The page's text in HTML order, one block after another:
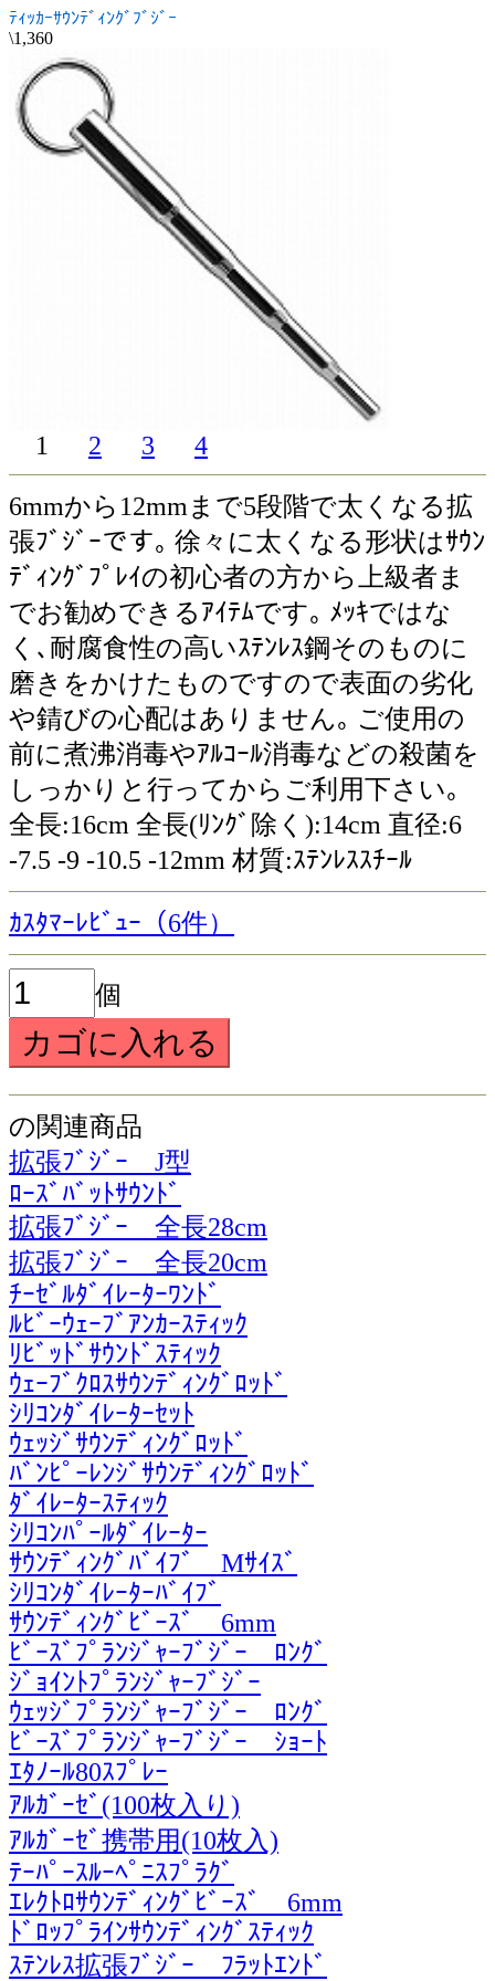
ﾃｨｯｶｰｻｳﾝﾃﾞｨﾝｸﾞﾌﾞｼﾞｰ
\1,360
1 2 3 4
6mmから12mmまで5段階で太くなる拡
張ﾌﾞｼﾞｰです｡ 徐々に太くなる形状はｻｳﾝ
ﾃﾞｨﾝｸﾞﾌﾟﾚｲの初心者の方から上級者ま
でお勧めできるｱｲﾃﾑです｡ ﾒｯｷではな
く､耐腐食性の高いｽﾃﾝﾚｽ鋼そのものに
磨きをかけたものですので表面の劣化
や錆びの心配はありません｡ ご使用の
前に煮沸消毒やｱﾙｺｰﾙ消毒などの殺菌を
しっかりと行ってからご利用下さい｡
全長:16cm 全長(ﾘﾝｸﾞ除く):14cm 直径:6
-7.5 -9 -10.5 -12mm 材質:ｽﾃﾝﾚｽｽﾁｰﾙ
ｶｽﾀﾏｰﾚﾋﾞｭｰ（6件）
個
の関連商品
拡張ﾌﾞｼﾞｰ J型
ﾛｰｽﾞﾊﾞｯﾄｻｳﾝﾄﾞ
拡張ﾌﾞｼﾞｰ 全長28cm
拡張ﾌﾞｼﾞｰ 全長20cm
ﾁｰｾﾞﾙﾀﾞｲﾚｰﾀｰﾜﾝﾄﾞ
ﾙﾋﾞｰｳｪｰﾌﾞｱﾝｶｰｽﾃｨｯｸ
ﾘﾋﾞｯﾄﾞｻｳﾝﾄﾞｽﾃｨｯｸ
ｳｪｰﾌﾞｸﾛｽｻｳﾝﾃﾞｨﾝｸﾞﾛｯﾄﾞ
ｼﾘｺﾝﾀﾞｲﾚｰﾀｰｾｯﾄ
ｳｪｯｼﾞｻｳﾝﾃﾞｨﾝｸﾞﾛｯﾄﾞ
ﾊﾞﾝﾋﾟｰﾚﾝｼﾞｻｳﾝﾃﾞｨﾝｸﾞﾛｯﾄﾞ
ﾀﾞｲﾚｰﾀｰｽﾃｨｯｸ
ｼﾘｺﾝﾊﾟｰﾙﾀﾞｲﾚｰﾀｰ
ｻｳﾝﾃﾞｨﾝｸﾞﾊﾞｲﾌﾞ Mｻｲｽﾞ
ｼﾘｺﾝﾀﾞｲﾚｰﾀｰﾊﾞｲﾌﾞ
ｻｳﾝﾃﾞｨﾝｸﾞﾋﾞｰｽﾞ 6mm
ﾋﾞｰｽﾞﾌﾟﾗﾝｼﾞｬｰﾌﾞｼﾞｰ ﾛﾝｸﾞ
ｼﾞｮｲﾝﾄﾌﾟﾗﾝｼﾞｬｰﾌﾞｼﾞｰ
ｳｪｯｼﾞﾌﾟﾗﾝｼﾞｬｰﾌﾞｼﾞｰ ﾛﾝｸﾞ
ﾋﾞｰｽﾞﾌﾟﾗﾝｼﾞｬｰﾌﾞｼﾞｰ ｼｮｰﾄ
ｴﾀﾉｰﾙ80ｽﾌﾟﾚｰ
ｱﾙｶﾞｰｾﾞ(100枚入り)
ｱﾙｶﾞｰｾﾞ携帯用(10枚入)
ﾃｰﾊﾟｰｽﾙｰﾍﾟﾆｽﾌﾟﾗｸﾞ
ｴﾚｸﾄﾛｻｳﾝﾃﾞｨﾝｸﾞﾋﾞｰｽﾞ 6mm
ﾄﾞﾛｯﾌﾟﾗｲﾝｻｳﾝﾃﾞｨﾝｸﾞｽﾃｨｯｸ
ｽﾃﾝﾚｽ拡張ﾌﾞｼﾞｰ ﾌﾗｯﾄｴﾝﾄﾞ